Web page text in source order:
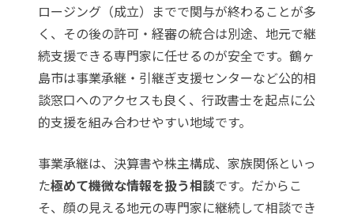
ロージング（成立）までで関与が終わることが多
く、その後の許可・経審の統合は別途、地元で継
続支援できる専門家に任せるのが安全です。鶴ヶ
島市は事業承継・引継ぎ支援センターなど公的相
談窓口へのアクセスも良く、行政書士を起点に公
的支援を組み合わせやすい地域です。
事業承継は、決算書や株主構成、家族関係といっ
た極めて機微な情報を扱う相談です。だからこ
そ、顔の見える地元の専門家に継続して相談でき